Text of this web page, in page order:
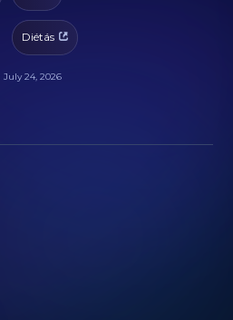
Diétás
July 24, 2026